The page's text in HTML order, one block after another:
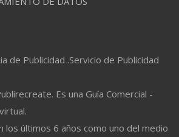
de Publicidad .Servicio de Publicidad
Es una Guía Comercial -
los últimos 6 años como uno del medio